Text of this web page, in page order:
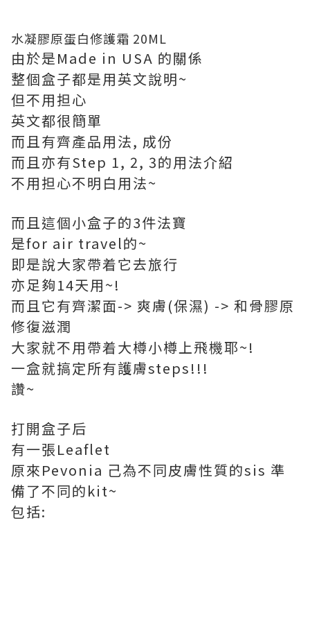
水凝膠原蛋白修護霜 20ML
由於是Made in USA 的關係
整個盒子都是用英文說明~
但不用担心
英文都很簡單
而且有齊產品用法, 成份
而且亦有Step 1, 2, 3的用法介紹
不用担心不明白用法~
而且這個小盒子的3件法寶
是for air travel的~
即是說大家帶着它去旅行
亦足夠14天用~!
而且它有齊潔面-> 爽膚(保濕) -> 和骨膠原
修復滋潤
大家就不用帶着大樽小樽上飛機耶~!
一盒就搞定所有護膚steps!!!
讚~
打開盒子后
有一張Leaflet
原來Pevonia 己為不同皮膚性質的sis 準
備了不同的kit~
包括: